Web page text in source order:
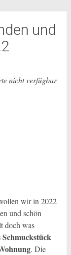
und
nicht verfügbar
wir in 2022
und schön
doch was
Schmuckstück
. Die